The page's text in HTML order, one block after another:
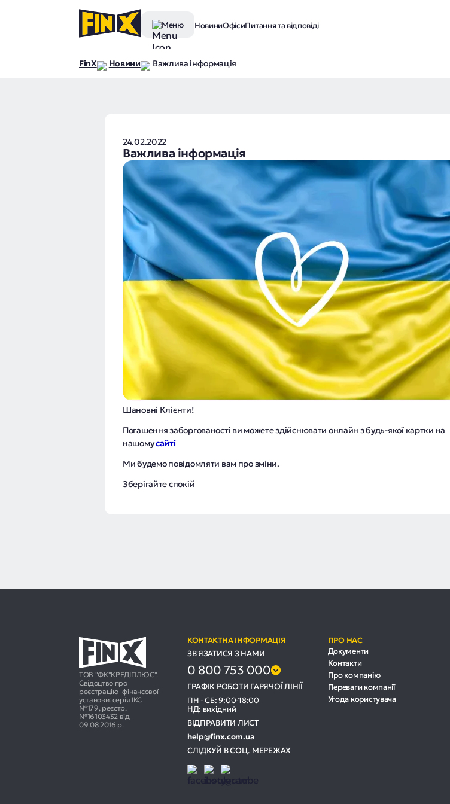
Меню НовиниОфісиПитання та відповіді
FinX Новини Важлива інформація
24.02.2022
Важлива інформація
Шановні Клієнти!
Погашення заборгованості ви можете здійснювати онлайн з будь-якої картки на
нашомусайті
Ми будемо повідомляти вам про зміни.
Зберігайте спокій
ТОВ "ФК"КРЕДІПЛЮС".
Свідоцтво про
реєстрацію фінансової
установи: серія ІКС
№179, реєстр.
№16103432 від
09.08.2016 р.
КОНТАКТНА ІНФОРМАЦІЯ
ЗВ'ЯЗАТИСЯ З НАМИ
0 800 753 000
ГРАФІК РОБОТИ ГАРЯЧОЇ ЛІНІЇ
ПН - СБ: 9:00-18:00
НД: вихідний
ВІДПРАВИТИ ЛИСТ
help@finx.com.ua
СЛІДКУЙ В СОЦ. МЕРЕЖАХ
ПРО НАС
Документи
Контакти
Про компанію
Переваги компанії
Угода користувача